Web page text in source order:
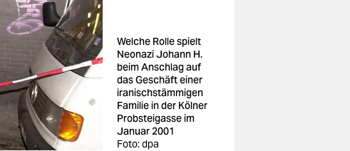
Welche Rolle spielt
Neonazi Johann H.
beim Anschlag auf
das Geschäft einer
iranischstämmigen
Familie in der Kölner
Probsteigasse im
Januar 2001
Foto: dpa